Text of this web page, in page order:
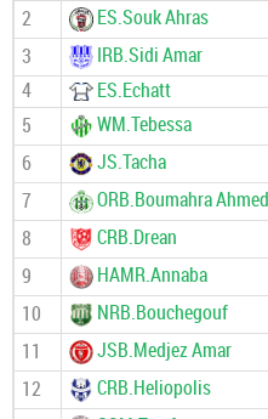
2
ES.Souk Ahras
3
IRB.Sidi Amar
4
ES.Echatt
5
WM.Tebessa
6
JS.Tacha
7
ORB.Boumahra Ahmed
8
CRB.Drean
9
HAMR.Annaba
10
NRB.Bouchegouf
11
JSB.Medjez Amar
12
CRB.Heliopolis